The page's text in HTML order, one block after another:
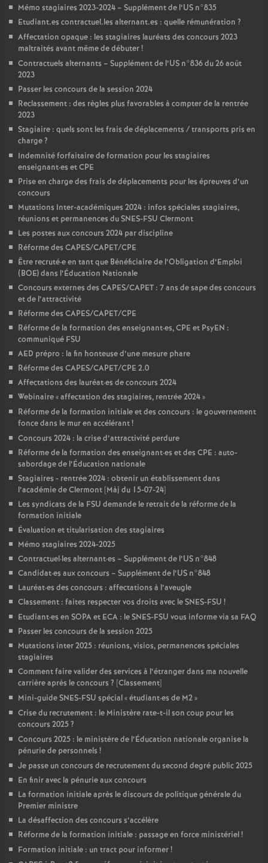
Mémo stagiaires 2023-2024 – Supplément de l’US n°835
Etudiant.es contractuel.les alternant.es : quelle rémunération ?
Affectation opaque : les stagiaires lauréats des concours 2023
maltraités avant même de débuter!
Contractuels alternants – Supplément de l’US n°836 du 26 août
2023
Passer les concours de la session 2024
Reclassement : des règles plus favorables à compter de la rentrée
2023
Stagiaire : quels sont les frais de déplacements / transports pris en
charge?
Indemnité forfaitaire de formation pour les stagiaires
enseignant·es et CPE
Prise en charge des frais de déplacements pour les épreuves d’un
concours
Mutations Inter-académiques 2024 : infos spéciales stagiaires,
réunions et permanences du SNES-FSU Clermont
Les postes aux concours 2024 par discipline
Réforme des CAPES/CAPET/CPE
Être recruté·e en tant que Bénéficiaire de l’Obligation d’Emploi
(BOE) dans l’Éducation Nationale
Concours externes des CAPES/CAPET : 7 ans de sape des concours
et de l’attractivité
Réforme des CAPES/CAPET/CPE
Réforme de la formation des enseignant·es, CPE et PsyEN :
communiqué FSU
AED prépro : la fin honteuse d’une mesure phare
Réforme des CAPES/CAPET/CPE 2.0
Affectations des lauréat·es de concours 2024
Webinaire «affectation des stagiaires, rentrée 2024»
Réforme de la formation initiale et des concours : le gouvernement
fonce dans le mur en accélérant!
Concours 2024 : la crise d’attractivité perdure
Réforme de la formation des enseignant·es et des CPE : auto-
sabordage de l’Éducation nationale
Stagiaires - rentrée 2024 : obtenir un établissement dans
l’académie de Clermont [Màj du 15-07-24]
Les syndicats de la FSU demande le retrait de la réforme de la
formation initiale
Évaluation et titularisation des stagiaires
Mémo stagiaires 2024-2025
Contractuel·les alternant·es – Supplément de l’US n°848
Candidat·es aux concours – Supplément de l’US n°848
Lauréat·es des concours : affectations à l’aveugle
Classement : faites respecter vos droits avec le SNES-FSU !
Etudiant·es en SOPA et ECA : le SNES-FSU vous informe via sa FAQ
Passer les concours de la session 2025
Mutations inter 2025 : réunions, visios, permanences spéciales
stagiaires
Comment faire valider des services à l’étranger dans ma nouvelle
carrière après le concours ? [Classement]
Mini-guide SNES-FSU spécial «étudiant·es de M2»
Crise du recrutement : le Ministère rate-t-il son coup pour les
concours 2025?
Concours 2025 : le ministère de l’Éducation nationale organise la
pénurie de personnels !
Je passe un concours de recrutement du second degré public 2025
En finir avec la pénurie aux concours
La formation initiale après le discours de politique générale du
Premier ministre
La désaffection des concours s’accélère
Réforme de la formation initiale : passage en force ministériel!
Formation initiale : un tract pour informer!